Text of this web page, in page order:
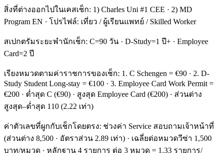
สิ่งที่ต่างออกไปในเคสเช็ก: 1) Charles Uni #1 CEE · 2) MD
Program EN · โปรไฟล์: เที่ยว / ผู้เรียนแพทย์ / Skilled Worker
สเปกตรัมระยะพำนักเช็ก: C=90 วัน · D-Study=1 ปี+ · Employee
Card=2 ปี
เรียงหมวดตามค่าราชการของเช็ก: 1. C Schengen = €90 · 2. D-
Study Student Long-stay = €100 · 3. Employee Card Work Permit =
€200 · ต่ำสุด C (€90) · สูงสุด Employee Card (€200) · ส่วนต่าง
สูงสุด–ต่ำสุด 110 (2.22 เท่า)
ค่าตัวเลขที่ผูกกับเช็กโดยตรง: ช่วงค่า Service สอบถามเจ้าหน้าที่
(ส่วนต่าง 8,500 · อัตราส่วน 2.89 เท่า) · เฉลี่ยต่อหมวดวีซ่า 1,500
บาท/หมวด · หลักฐาน 4 รายการ ต่อ 3 หมวด = 1.33 รายการ/